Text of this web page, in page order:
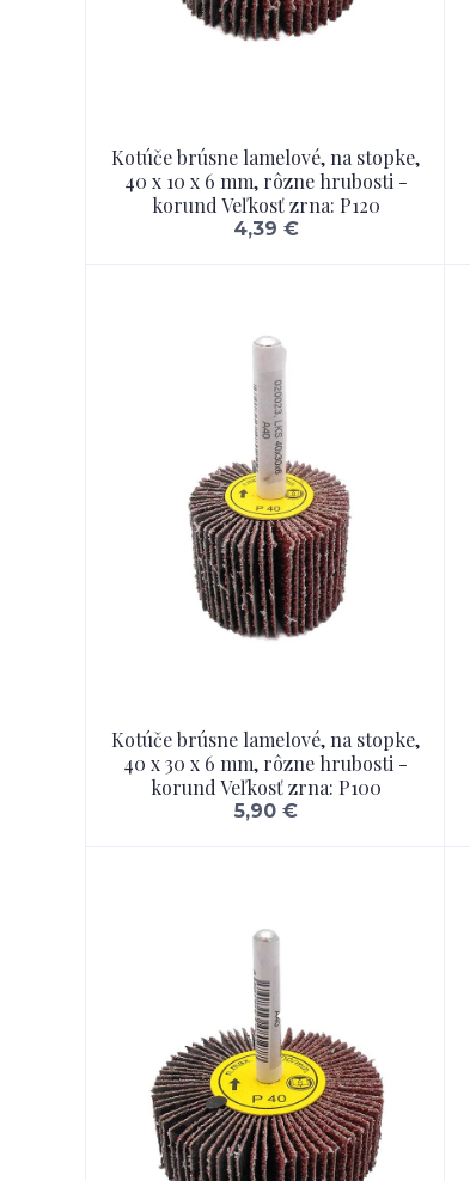
Kotúče brúsne lamelové, na stopke,
40 x 10 x 6 mm, rôzne hrubosti -
korund Veľkosť zrna: P120
4,39 €
Kotúče brúsne lamelové, na stopke,
40 x 30 x 6 mm, rôzne hrubosti -
korund Veľkosť zrna: P100
5,90 €